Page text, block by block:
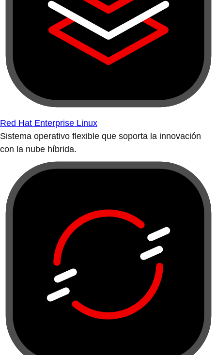
Red Hat Enterprise Linux
Sistema operativo flexible que soporta la innovación
con la nube híbrida.